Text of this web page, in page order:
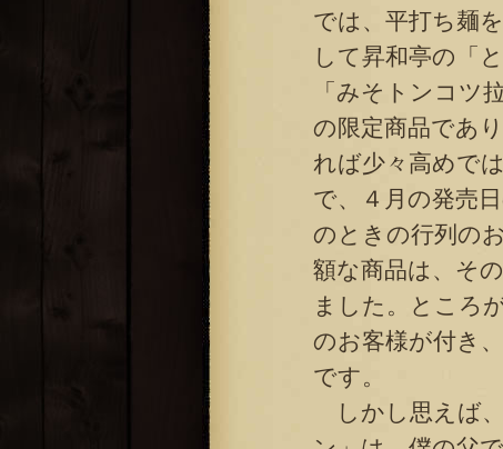
では、平打ち麺
して昇和亭の「
「みそトンコツ
の限定商品であ
れば少々高めで
で、４月の発売
のときの行列の
額な商品は、そ
ました。ところ
のお客様が付き
です。
しかし思えば